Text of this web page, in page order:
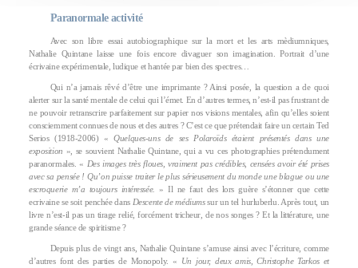
Paranormale activité
Avec son libre essai autobiographique sur la mort et les arts mèdiumniques,
Nathalie Quintane laisse une fois encore divaguer son imagination. Portrait d’une
écrivaine expérimentale, ludique et hantée par bien des spectres…
Qui n’a jamais rêvé d’être une imprimante ? Ainsi posée, la question a de quoi
alerter sur la santé mentale de celui qui l’émet. En d’autres termes, n’est-il pas frustrant de
ne pouvoir retranscrire parfaitement sur papier nos visions mentales, afin qu’elles soient
consciemment connues de nous et des autres ? C’est ce que prétendait faire un certain Ted
Serios (1918-2006) «Quelques-uns de ses Polaroïds étaient présentés dans une
exposition », se souvient Nathalie Quintane, qui a vu ces photographies prétendument
paranormales. « Des images très floues, vraiment pas crédibles, censées avoir été prises
avec sa pensée ! Qu’on puisse traiter le plus sérieusement du monde une blague ou une
escroquerie m’a toujours intéressée.
» Il ne faut des lors guère s’étonner que cette
ecrivaine se soit penchée dans Descente de médiumssur un tel hurluberlu. Après tout, un
livre n’est-il pas un tirage relié, forcément tricheur, de nos songes ? Et la littérature, une
grande séance de spiritisme ?
Depuis plus de vingt ans, Nathalie Quintane s’amuse ainsi avec l’écriture, comme
d’autres font des parties de Monopoly. « Un jour, deux amis, Christophe Tarkos et